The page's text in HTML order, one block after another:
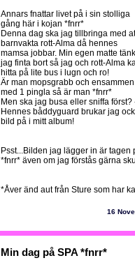
Annars fnattar livet på i sin stolliga
gång här i kojan *fnrr*
Denna dag ska jag tillbringa med
barnvakta rott-Alma då hennes
mamsa jobbar. Min egen matte
jag finta bort så jag och rott-Alma
hitta på lite bus i lugn och ro!
Är man mopsgrabb och ensammen
med 1 pingla så är man *fnrr*
Men ska jag busa eller sniffa först?
Hennes båddyguard brukar jag
bild på i mitt album!
Psst...Bilden jag lägger in är
*fnrr* även om jag förstås gärna
*Åver änd aut från Sture som har
16
Min dag på SPA *fnrr*